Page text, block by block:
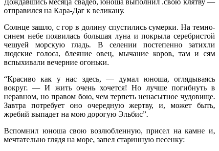
отправился на Кара-Даг к великану.
Солнце зашло, с гор в долину спустились сумерки. На темно-
синем небе появилась большая луна и покрыла серебристой
чешуей морскую гладь. В селении постепенно затихли
людские голоса, блеяние овец, мычание коров, там и сям
вспыхивали вечерние огоньки.
“Красиво как у нас здесь, — думал юноша, оглядываясь
вокруг. — И жить очень хочется! Но лучше погибнуть в
неравном, но правом бою, чем терпеть ненасытное чудовище.
Завтра потребует оно очередную жертву, и, может быть,
жребий выпадет на мою дорогую Эльбис”.
Вспомнил юноша свою возлюбленную, присел на камне и,
мечтательно глядя на море, запел старинную песенку: